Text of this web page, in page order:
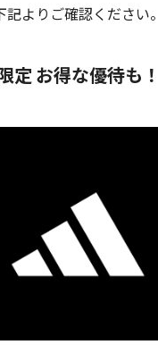
よりご確認ください。
定 お得な優待も！